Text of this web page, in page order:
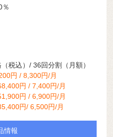
％
税込）/ 36回分割（月額）
円 / 8,300円/月
円 / 7,400円/月
円 / 6,900円/月
円/ 6,500円/月
情報